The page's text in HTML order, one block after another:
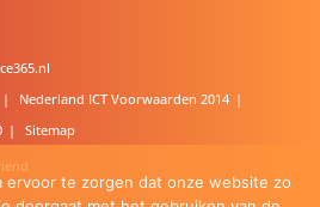
Nederland ICT Voorwaarden 2014
Sitemap
ervoor te zorgen dat onze website zo